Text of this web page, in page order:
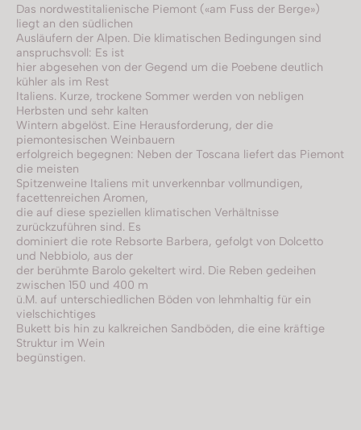
Das nordwestitalienische Piemont («am Fuss der Berge»)
liegt an den südlichen
Ausläufern der Alpen. Die klimatischen Bedingungen sind
anspruchsvoll: Es ist
hier abgesehen von der Gegend um die Poebene deutlich
kühler als im Rest
Italiens. Kurze, trockene Sommer werden von nebligen
Herbsten und sehr kalten
Wintern abgelöst. Eine Herausforderung, der die
piemontesischen Weinbauern
erfolgreich begegnen: Neben der Toscana liefert das Piemont
die meisten
Spitzenweine Italiens mit unverkennbar vollmundigen,
facettenreichen Aromen,
die auf diese speziellen klimatischen Verhältnisse
zurückzuführen sind. Es
dominiert die rote Rebsorte Barbera, gefolgt von Dolcetto
und Nebbiolo, aus der
der berühmte Barolo gekeltert wird. Die Reben gedeihen
zwischen 150 und 400 m
ü.M. auf unterschiedlichen Böden von lehmhaltig für ein
vielschichtiges
Bukett bis hin zu kalkreichen Sandböden, die eine kräftige
Struktur im Wein
begünstigen.